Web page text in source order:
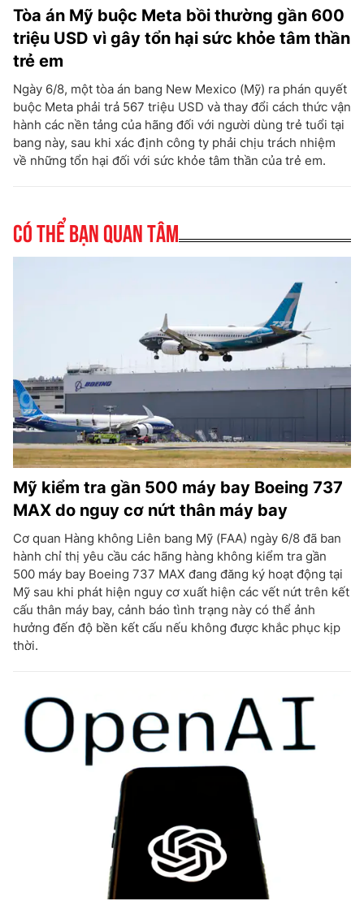
Tòa án Mỹ buộc Meta bồi thường gần 600
triệu USD vì gây tổn hại sức khỏe tâm thần
trẻ em
Ngày 6/8, một tòa án bang New Mexico (Mỹ) ra phán quyết
buộc Meta phải trả 567 triệu USD và thay đổi cách thức vận
hành các nền tảng của hãng đối với người dùng trẻ tuổi tại
bang này, sau khi xác định công ty phải chịu trách nhiệm
về những tổn hại đối với sức khỏe tâm thần của trẻ em.
Có thể bạn quan tâm
Mỹ kiểm tra gần 500 máy bay Boeing 737
MAX do nguy cơ nứt thân máy bay
Cơ quan Hàng không Liên bang Mỹ (FAA) ngày 6/8 đã ban
hành chỉ thị yêu cầu các hãng hàng không kiểm tra gần
500 máy bay Boeing 737 MAX đang đăng ký hoạt động tại
Mỹ sau khi phát hiện nguy cơ xuất hiện các vết nứt trên kết
cấu thân máy bay, cảnh báo tình trạng này có thể ảnh
hưởng đến độ bền kết cấu nếu không được khắc phục kịp
thời.